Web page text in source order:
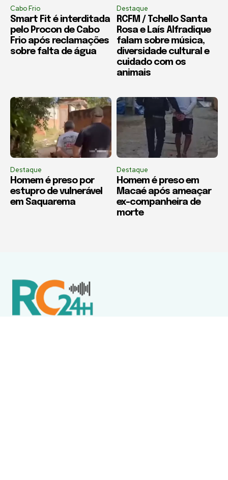
Cabo Frio
Smart Fit é interditada
pelo Procon de Cabo
Frio após reclamações
sobre falta de água
Destaque
RCFM / Tchello Santa
Rosa e Laís Alfradique
falam sobre música,
diversidade cultural e
cuidado com os
animais
Destaque
Homem é preso por
estupro de vulnerável
em Saquarema
Destaque
Homem é preso em
Macaé após ameaçar
ex-companheira de
morte